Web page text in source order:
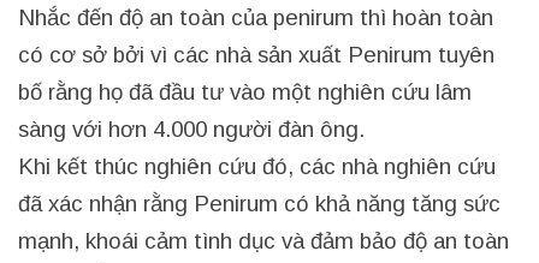
Nhắc đến độ an toàn của penirum thì hoàn toàn
có cơ sở bởi vì các nhà sản xuất Penirum tuyên
bố rằng họ đã đầu tư vào một nghiên cứu lâm
sàng với hơn 4.000 người đàn ông.
Khi kết thúc nghiên cứu đó, các nhà nghiên cứu
đã xác nhận rằng Penirum có khả năng tăng sức
mạnh, khoái cảm tình dục và đảm bảo độ an toàn